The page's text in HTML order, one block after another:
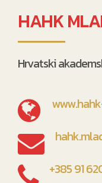
HAHK
Hrvatski
+385 91